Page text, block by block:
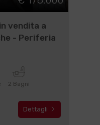
vendita a
- Periferia
2 Bagni
Dettagli